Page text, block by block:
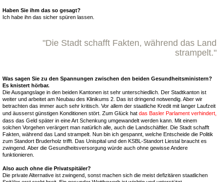
Haben Sie ihm das so gesagt?
Ich habe ihn das sicher spüren lassen.
"Die Stadt schafft Fakten, während das Land
strampelt."
Was sagen Sie zu den Spannungen zwischen den beiden Gesundheitsministern?
Es knistert hörbar.
Die Ausgangslage in den beiden Kantonen ist sehr unterschiedlich. Der Stadtkanton ist
weiter und arbeitet am Neubau des Klinikums 2. Das ist dringend notwendig. Aber wir
betrachten das immer auch sehr kritisch. Vor allem der staatliche Kredit mit langer Laufzeit
und äusserst günstigen Konditionen stört. Zum Glück hat das Basler Parlament verhindert,
dass das Geld später in eine Art Schenkung umgewandelt werden kann. Mit einem
solchen Vorgehen verärgert man natürlich alle, auch die Landschäftler. Die Stadt schafft
Fakten, während das Land strampelt. Nun bin ich gespannt, welche Entscheide die Politik
zum Standort Bruderholz trifft. Das Unispital und den KSBL-Standort Liestal braucht es
zwingend. Aber die Gesundheitsversorgung würde auch ohne gewisse Andere
funktionieren.
Also auch ohne die Privatspitäler?
Die private Alternative ist zwingend, sonst machen sich die meist defizitären staatlichen